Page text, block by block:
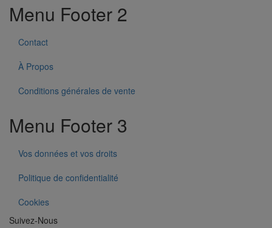
Menu Footer 2
Contact
À Propos
Conditions générales de vente
Menu Footer 3
Vos données et vos droits
Politique de confidentialité
Cookies
Suivez-Nous